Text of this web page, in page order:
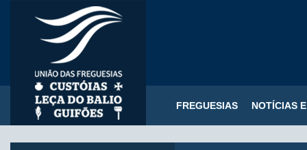
FREGUESIAS NOTÍCIAS